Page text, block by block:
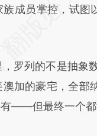
代表财新观点和
成员掌控，试图
列的不是抽象
加的豪宅，全部
——但最终一个都